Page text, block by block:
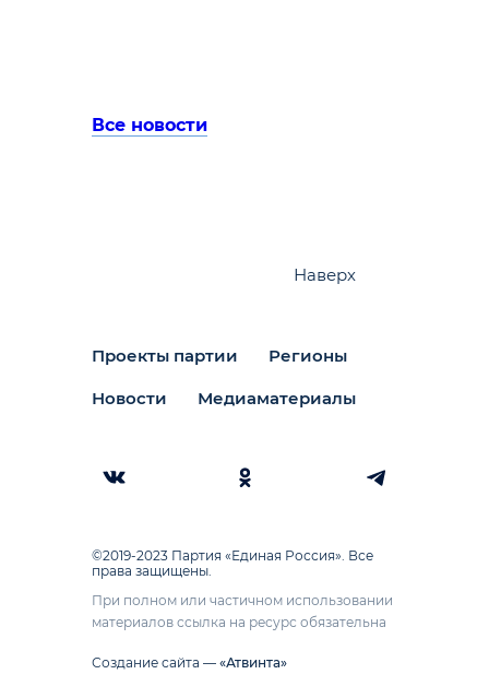
Все новости
Проекты партии Регионы
Новости Медиаматериалы
Наверх
©2019-2023 Партия «Единая Россия». Все
права защищены.
При полном или частичном использовании
материалов ссылка на ресурс обязательна
Создание сайта — «Атвинта»